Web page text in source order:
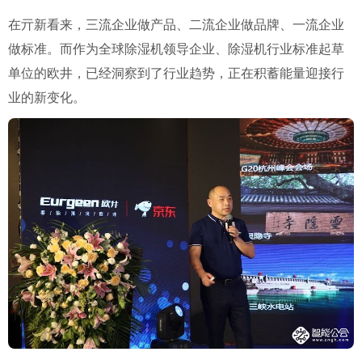
在亓新看来，三流企业做产品、二流企业做品牌、一流企业
做标准。而作为全球除湿机领导企业、除湿机行业标准起草
单位的欧井，已经洞察到了行业趋势，正在积蓄能量迎接行
业的新变化。